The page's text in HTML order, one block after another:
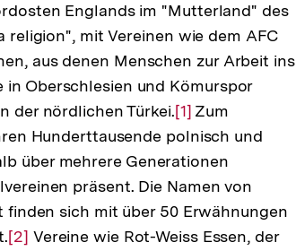
Englands im "Mutterland" des
mit Vereinen wie dem AFC
aus denen Menschen zur Arbeit ins
Oberschlesien und Kömurspor
der nördlichen Türkei.Zur
Auflösung
der
Fußnote
[1] Zum
Hunderttausende polnisch und
über mehrere Generationen
präsent. Die Namen von
sich mit über 50 Erwähnungen
Zur
[2] Vereine wie Rot-Weiss Essen, der